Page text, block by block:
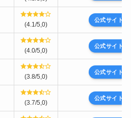
(4.1/5,0)
公式サイト
(4.0/5,0)
公式サイト
(3.8/5,0)
公式サイト
(3.7/5,0)
公式サイト